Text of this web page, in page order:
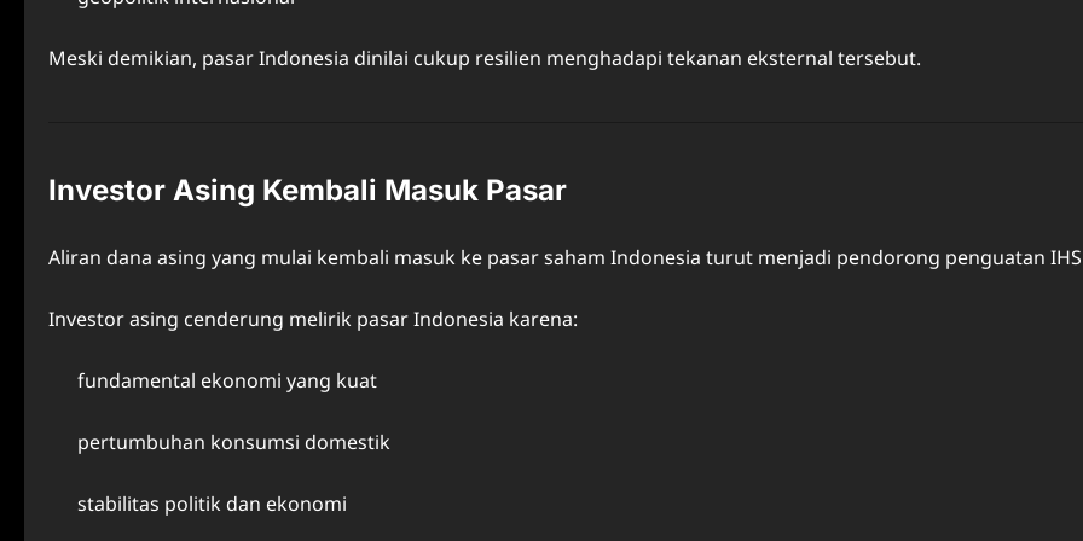
Meski demikian, pasar Indonesia dinilai cukup resilien menghadapi tekanan eksternal tersebut.
Investor Asing Kembali Masuk Pasar
Aliran dana asing yang mulai kembali masuk ke pasar saham Indonesia turut menjadi pendorong penguatan
Investor asing cenderung melirik pasar Indonesia karena:
fundamental ekonomi yang kuat
pertumbuhan konsumsi domestik
stabilitas politik dan ekonomi